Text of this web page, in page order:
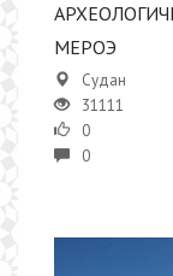
МЕРОЭ
Судан
31111
0
0